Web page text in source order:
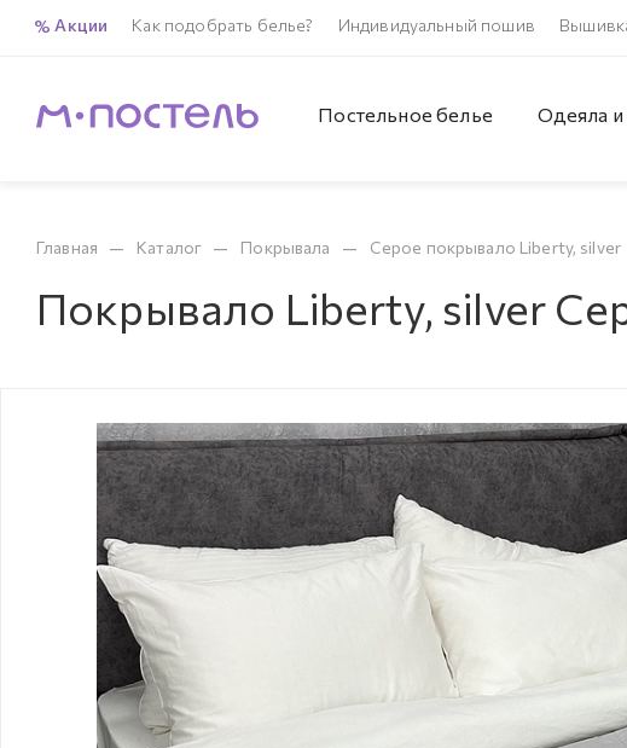
Акции Как подобрать белье? Индивидуальный пошив
Постельное белье Одеяла
Главная — Каталог — Покрывала — Серое покрывало Liberty, silver
Покрывало Liberty, silver